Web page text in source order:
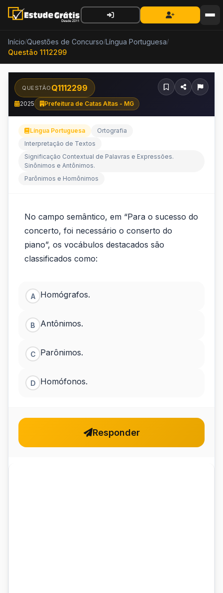
Início/Questões de Concurso/Língua Portuguesa/
Questão 1112299
QUESTÃO Q1112299
2025 Prefeitura de Catas Altas - MG
Língua Portuguesa
Ortografia
Interpretação de Textos
Significação Contextual de Palavras e Expressões.
Sinônimos e Antônimos.
Parônimos e Homônimos
No
campo
semântico,
em
“Para
sucesso
concerto,...
No campo semântico, em “Para o sucesso do
concerto, foi necessário o conserto do
piano”, os vocábulos destacados são
classificados como:
A Homógrafos.
B Antônimos.
C Parônimos.
D Homófonos.
Responder